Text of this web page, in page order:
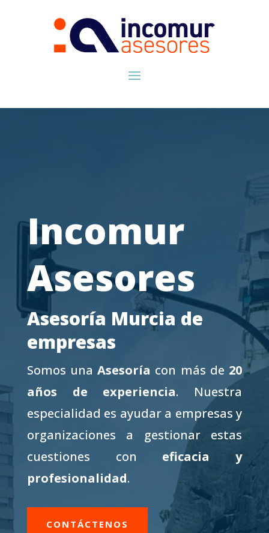
Incomur
Asesores
Asesoría Murcia de
empresas
Somos unaAsesoría con más de 20
años de experiencia. Nuestra
especialidad es ayudar a empresas y
organizaciones a gestionar estas
cuestiones con eficacia y
profesionalidad.
CONTÁCTENOS